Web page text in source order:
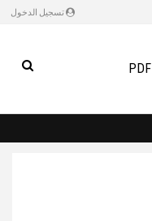
تسجيل الدخول
PDF